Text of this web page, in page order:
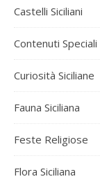
Castelli Siciliani
Contenuti Speciali
Curiosità Siciliane
Fauna Siciliana
Feste Religiose
Flora Siciliana